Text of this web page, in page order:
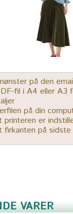
på den
fil i A4 eller A3
på din
printeren er
firkanten på
VARER